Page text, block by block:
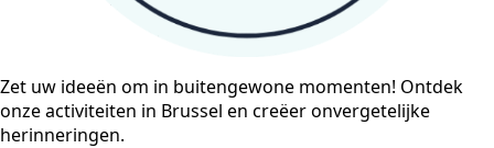
Zet uw ideeën om in buitengewone momenten! Ontdek
onze activiteiten in Brussel en creëer onvergetelijke
herinneringen.